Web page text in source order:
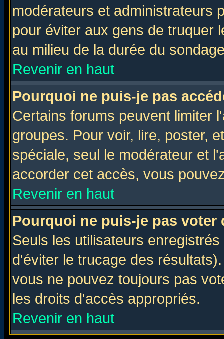
modérateurs et administrateurs
pour éviter aux gens de truquer
au milieu de la durée du
Revenir en haut
Pourquoi ne puis-je pas
Certains forums peuvent limiter
groupes. Pour voir, lire, poster,
spéciale, seul le modérateur et
accorder cet accès, vous
Revenir en haut
Pourquoi ne puis-je pas voter
Seuls les utilisateurs
d'éviter le trucage des
vous ne pouvez toujours pas
les droits d'accès appropriés.
Revenir en haut